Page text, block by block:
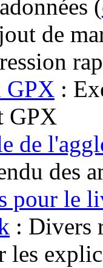
(
de
GPX :
GPX
de
des
pour le
: Divers
les